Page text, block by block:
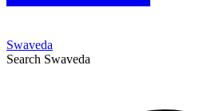
Swaveda
Search Swaveda